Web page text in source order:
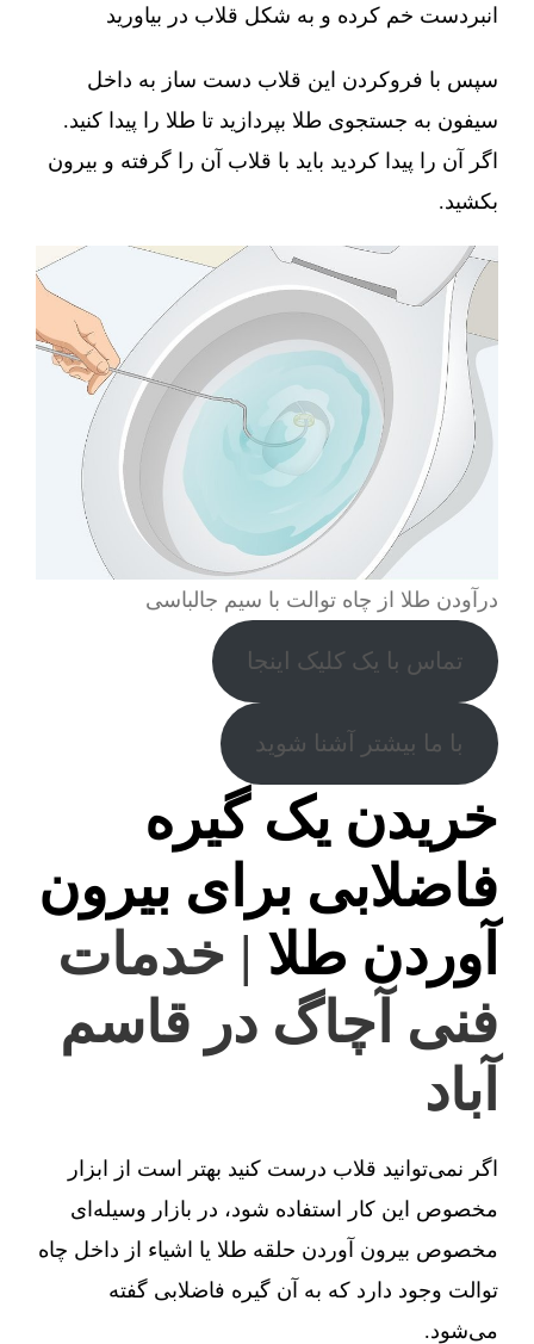
انبردست خم کرده و به شکل قلاب در بیاورید
سپس با فروکردن این قلاب دست ساز به داخل
سیفون به جستجوی طلا بپردازید تا طلا را پیدا کنید.
اگر آن را پیدا کردید باید با قلاب آن را گرفته و بیرون
بکشید.
درآودن طلا از چاه توالت با سیم جالباسی
تماس با یک کلیک اینجا
با ما بیشتر آشنا شوید
خریدن یک گیره
فاضلابی برای بیرون
آوردن طلا | خدمات
فنی آچاگ در قاسم
آباد
اگر نمی‌توانید قلاب درست کنید بهتر است از ابزار
مخصوص این کار استفاده شود، در بازار وسیله‌ای
مخصوص بیرون آوردن حلقه طلا یا اشیاء از داخل چاه
توالت وجود دارد که به آن گیره فاضلابی گفته
می‌شود.